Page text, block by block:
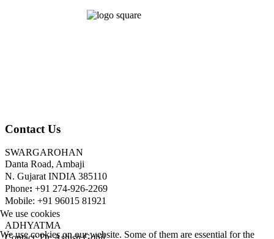
Contact Us
SWARGAROHAN
Danta Road, Ambaji
N. Gujarat INDIA 385110
Phone: +91 274-926-2269
Mobile: +91 96015 81921
ADHYATMA
We use cookies
We use cookies on our website. Some of them are essential for the